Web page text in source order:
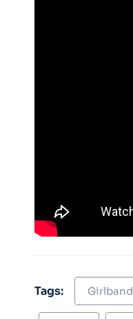
Tags: Girlband